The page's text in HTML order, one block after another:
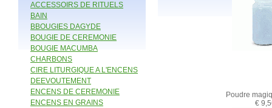
ACCESSOIRS DE RITUELS
BAIN
BBOUGIES DAGYDE
BOUGIE DE CEREMONIE
BOUGIE MACUMBA
CHARBONS
CIRE LITURGIQUE A L'ENCENS
DEEVOUTEMENT
ENCENS DE CEREMONIE
ENCENS EN GRAINS
Poudre
€